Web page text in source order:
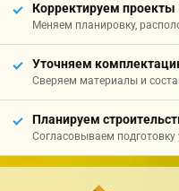
Корректируем проекты
Меняем планировку,
Уточняем
Сверяем материалы и
Планируем
Согласовываем подготовку